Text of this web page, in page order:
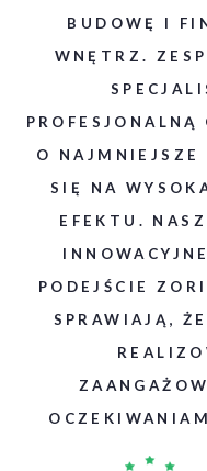
BUDOWĘ I
WNĘTRZ.
PROFESJONALNĄ
O NAJMNIEJSZE
SIĘ NA
EFEKTU.
PODEJŚCIE
SPRAWIAJĄ,